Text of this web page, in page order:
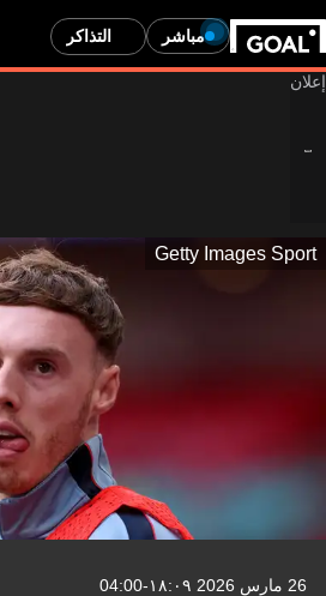
مباشر التذاكر
Getty Images Sport
26 مارس 2026 ١٨:٠٩-04:00